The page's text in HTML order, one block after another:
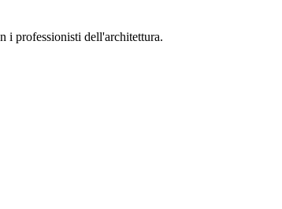
i professionisti dell'architettura.